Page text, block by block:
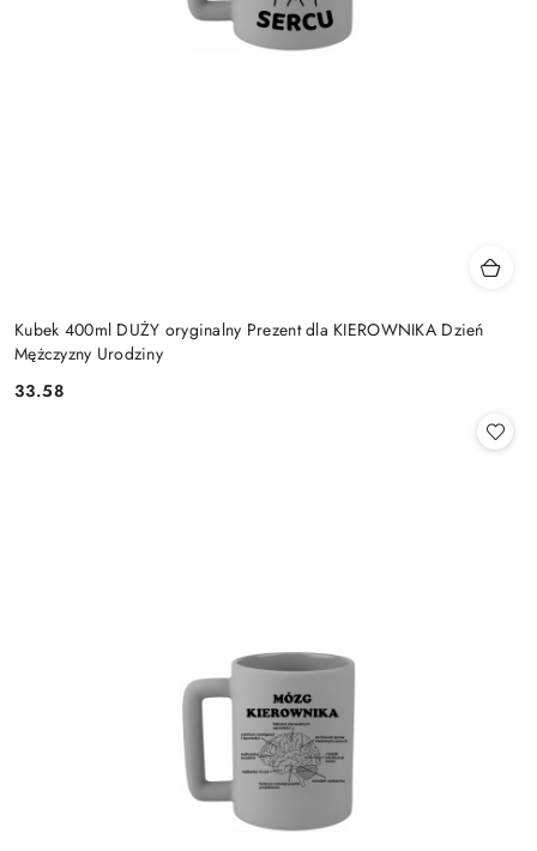
Kubek 400ml DUŻY oryginalny Prezent dla KIEROWNIKA Dzień
Mężczyzny Urodziny
Cena:
33.58